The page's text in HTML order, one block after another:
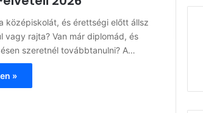
középiskolát, és érettségi előtt állsz
vagy rajta? Van már diplomád, és
szeretnél továbbtanulni? A…
»